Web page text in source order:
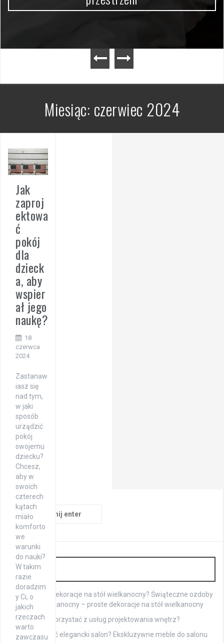
Miesiąc: czerwiec 2024
Jak
zaproj
ektowa
ć
pokój
dla
dzieck
a, aby
wspier
ał jego
naukę?
18
czerwca
2024
Zastanaw
iasz się
nad tym,
w jaki
sposób
urządzić
pokój
swojemu
dziecku?
Chcesz,
aby w
swoich
czterech
kątach
miało
komforto
we
warunki
do nauki?
W takim
razie
doradzim
y Ci, o
jakich
rzeczach
warto
zawczasu
Szukaj:
Wnętrza
Jak zrobić dekoracje na stół wielkanocny? Świąteczne ozdoby
na stół wielkanocny – proste dekoracje na stół wielkanocny
Czy warto korzystać z usług projektowania wnętrz?
Jak urządzić elegancki salon? Ekskluzywne meble do salonu